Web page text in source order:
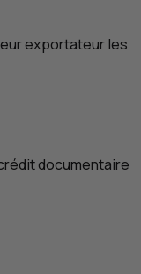
exportateur les
documentaire